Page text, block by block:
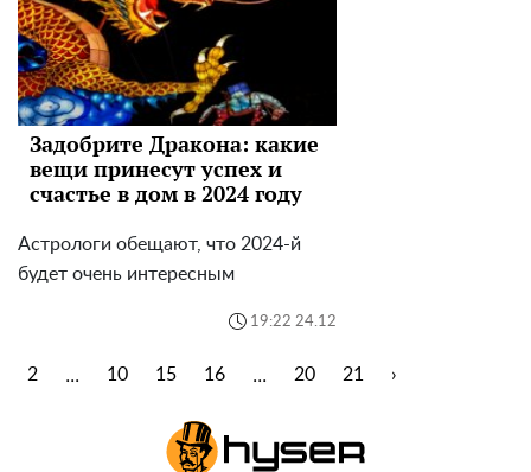
Задобрите Дракона: какие
вещи принесут успех и
счастье в дом в 2024 году
Астрологи обещают, что 2024-й
будет очень интересным
19:22 24.12
2 ... 10 15 16 ... 20 21 ›